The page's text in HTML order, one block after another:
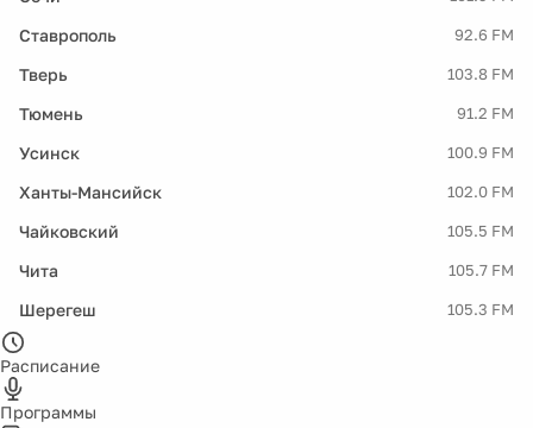
Ставрополь 92.6 FM
Тверь 103.8 FM
Тюмень 91.2 FM
Усинск 100.9 FM
Ханты-Мансийск 102.0 FM
Чайковский 105.5 FM
Чита 105.7 FM
Шерегеш 105.3 FM
Расписание
Программы